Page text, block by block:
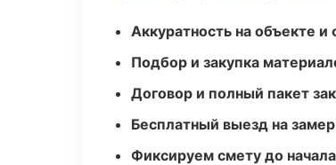
Аккуратность на объекте и
Подбор и закупка
Договор и полный пакет
Бесплатный выезд на
Фиксируем смету до